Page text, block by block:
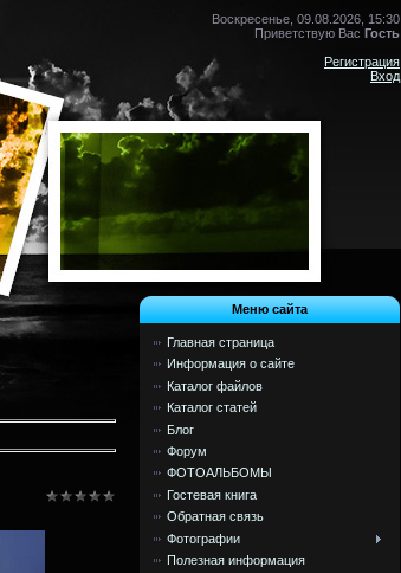
Воскресенье, 09.08.2026, 15:30
Приветствую Вас Гость
Регистрация
Вход
Меню сайта
Главная страница
Информация о сайте
Каталог файлов
Каталог статей
Блог
Форум
ФОТОАЛЬБОМЫ
Гостевая книга
Обратная связь
Фотографии
Полезная информация